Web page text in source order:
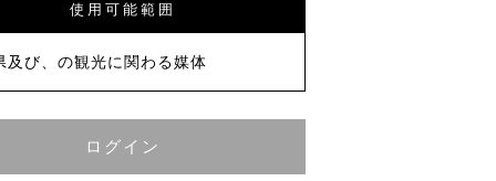
使用可能範囲
及び、の観光に関わる媒体
ログイン